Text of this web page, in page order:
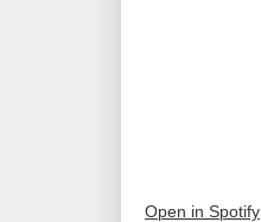
Open in Spotify